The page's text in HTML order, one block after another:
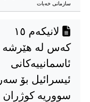
سازمانی خەبات
لانیکەم ١٥
کەس لە هێرشە
ئاسمانییەکانی
ئیسرائیل بۆ سەر
سووریە کوژران